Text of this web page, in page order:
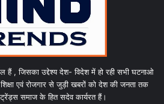
हैं , जिसका उद्देश्य देश- विदेश में हो रही सभी घटनाओ
एवं रोजगार से जुड़ी खबरों को देश की जनता तक
ट्रेंड्स समाज के हित सदेव कार्यरत हैं।